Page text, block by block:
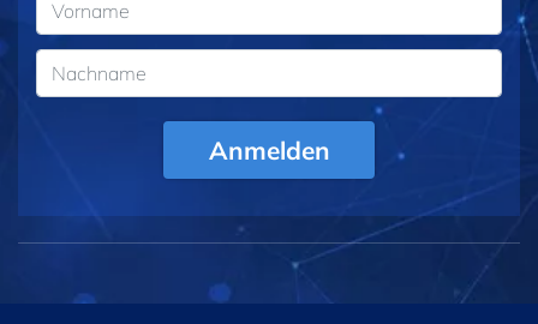
Anmelden